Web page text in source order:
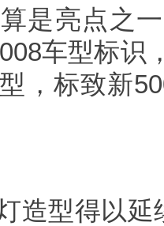
是亮点之
车型标
，标致新
造型得以延